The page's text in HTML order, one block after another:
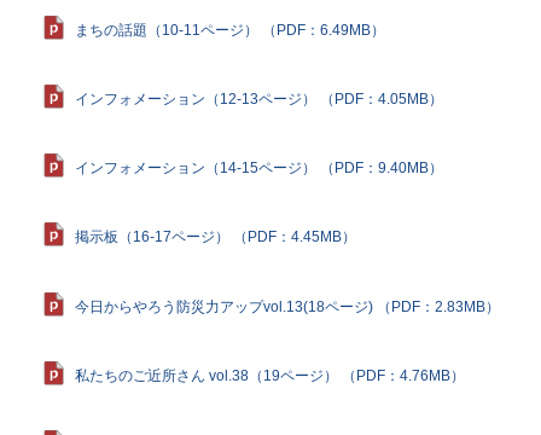
まちの話題（10-11ページ） （PDF：6.49MB）
インフォメーション（12-13ページ） （PDF：4.05MB）
インフォメーション（14-15ページ） （PDF：9.40MB）
掲示板（16-17ページ） （PDF：4.45MB）
今日からやろう防災力アップvol.13(18ページ) （PDF：2.83MB）
私たちのご近所さん vol.38（19ページ） （PDF：4.76MB）